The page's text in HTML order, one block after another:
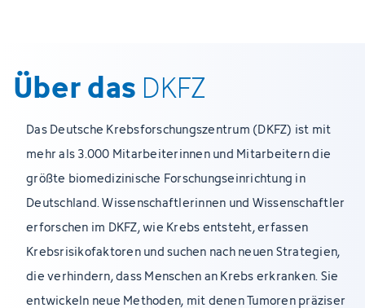
Über das DKFZ
Das Deutsche Krebsforschungszentrum (DKFZ) ist mit
mehr als 3.000 Mitarbeiterinnen und Mitarbeitern die
größte biomedizinische Forschungseinrichtung in
Deutschland. Wissenschaftlerinnen und Wissenschaftler
erforschen im DKFZ, wie Krebs entsteht, erfassen
Krebsrisikofaktoren und suchen nach neuen Strategien,
die verhindern, dass Menschen an Krebs erkranken. Sie
entwickeln neue Methoden, mit denen Tumoren präziser